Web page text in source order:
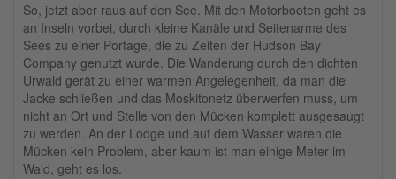
So, jetzt aber raus auf den See. Mit den Motorbooten geht es
an Inseln vorbei, durch kleine Kanäle und Seitenarme des
Sees zu einer Portage, die zu Zeiten der Hudson Bay
Company genutzt wurde. Die Wanderung durch den dichten
Urwald gerät zu einer warmen Angelegenheit, da man die
Jacke schließen und das Moskitonetz überwerfen muss, um
nicht an Ort und Stelle von den Mücken komplett ausgesaugt
zu werden. An der Lodge und auf dem Wasser waren die
Mücken kein Problem, aber kaum ist man einige Meter im
Wald, geht es los.